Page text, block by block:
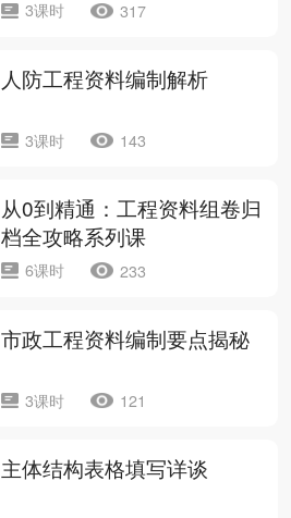
3课时 317
人防工程资料编制解析
3课时 143
从0到精通：工程资料组卷归
档全攻略系列课
6课时 233
市政工程资料编制要点揭秘
3课时 121
主体结构表格填写详谈